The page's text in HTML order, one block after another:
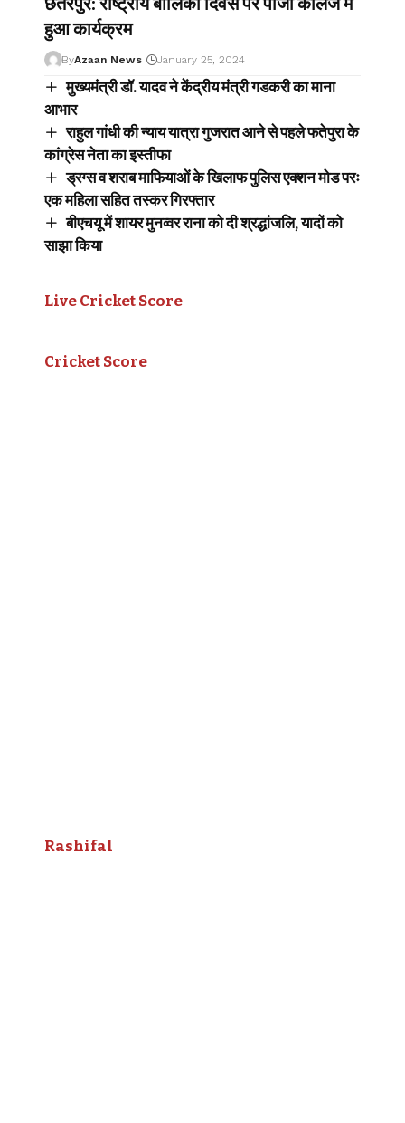
हुआ कार्यक्रम
ByAzaan News January 25, 2024
मुख्यमंत्री डॉ. यादव ने केंद्रीय मंत्री गडकरी का माना
आभार
राहुल गांधी की न्याय यात्रा गुजरात आने से पहले फतेपुरा के
कांग्रेस नेता का इस्तीफा
ड्रग्स व शराब माफियाओं के खिलाफ पुलिस एक्शन मोड परः
एक महिला सहित तस्कर गिरफ्तार
बीएचयू में शायर मुनव्वर राना को दी श्रद्धांजलि, यादों को
साझा किया
Live Cricket Score
Cricket Score
Rashifal